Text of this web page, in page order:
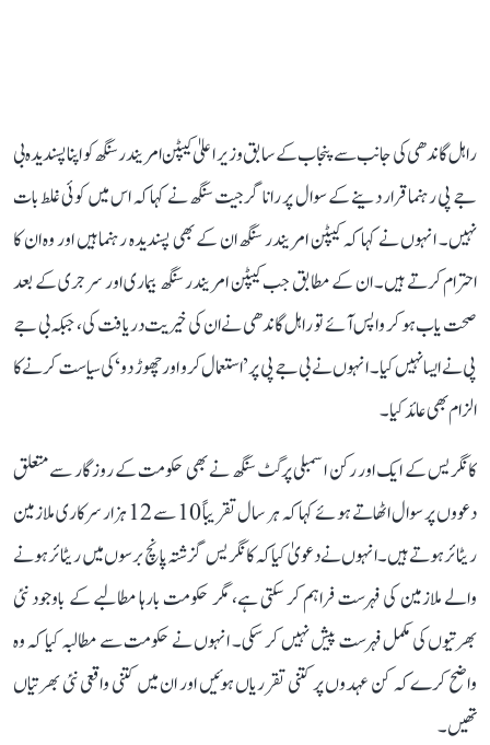
راہل گاندھی کی جانب سے پنجاب کے سابق وزیر اعلیٰ کیپٹن امریندر سنگھ کو اپنا پسندیدہ بی
جے پی رہنما قرار دینے کے سوال پر رانا گرجیت سنگھ نے کہا کہ اس میں کوئی غلط بات
نہیں۔ انہوں نے کہا کہ کیپٹن امریندر سنگھ ان کے بھی پسندیدہ رہنما ہیں اور وہ ان کا
احترام کرتے ہیں۔ ان کے مطابق جب کیپٹن امریندر سنگھ بیماری اور سرجری کے بعد
صحت یاب ہو کر واپس آئے تو راہل گاندھی نے ان کی خیریت دریافت کی، جبکہ بی جے
پی نے ایسا نہیں کیا۔ انہوں نے بی جے پی پر ’استعمال کرو اور چھوڑ دو‘ کی سیاست کرنے کا
الزام بھی عائد کیا۔
کانگریس کے ایک اور رکن اسمبلی پرگٹ سنگھ نے بھی حکومت کے روزگار سے متعلق
دعووں پر سوال اٹھاتے ہوئے کہا کہ ہر سال تقریباً 10 سے 12 ہزار سرکاری ملازمین
ریٹائر ہوتے ہیں۔ انہوں نے دعویٰ کیا کہ کانگریس گزشتہ پانچ برسوں میں ریٹائر ہونے
والے ملازمین کی فہرست فراہم کر سکتی ہے، مگر حکومت بارہا مطالبے کے باوجود نئی
بھرتیوں کی مکمل فہرست پیش نہیں کر سکی۔ انہوں نے حکومت سے مطالبہ کیا کہ وہ
واضح کرے کہ کن عہدوں پر کتنی تقرریاں ہوئیں اور ان میں کتنی واقعی نئی بھرتیاں
تھیں۔